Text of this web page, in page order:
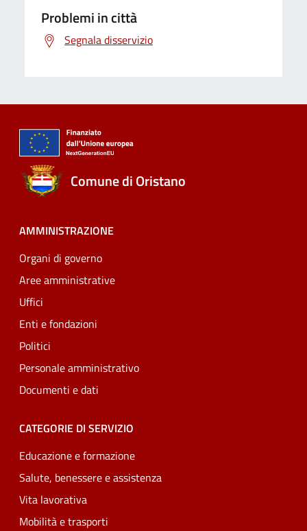
Problemi in città
Segnala disservizio
Comune di Oristano
AMMINISTRAZIONE
Organi di governo
Aree amministrative
Uffici
Enti e fondazioni
Politici
Personale amministrativo
Documenti e dati
CATEGORIE DI SERVIZIO
Educazione e formazione
Salute, benessere e assistenza
Vita lavorativa
Mobilità e trasporti